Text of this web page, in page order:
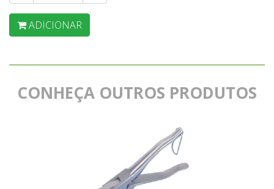
ADICIONAR
CONHEÇA OUTROS PRODUTOS